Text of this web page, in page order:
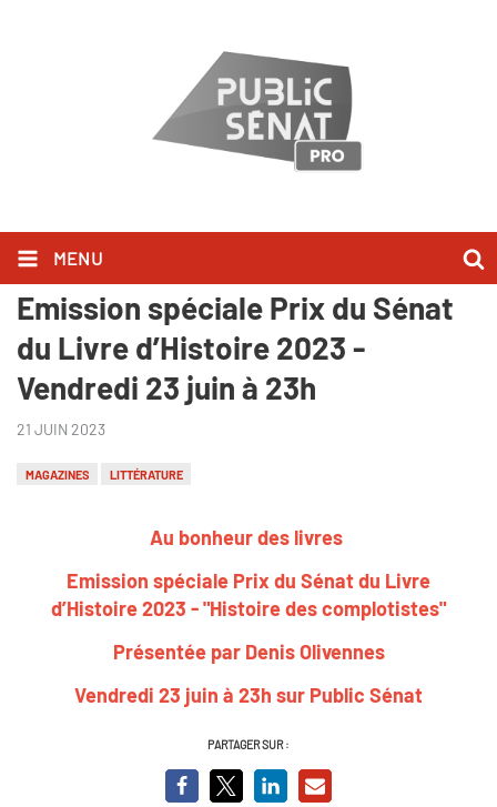
MENU
"Au bonheur des livres" -
Emission spéciale Prix du Sénat
du Livre d’Histoire 2023 -
Vendredi 23 juin à 23h
21 JUIN 2023
MAGAZINES LITTÉRATURE
Au bonheur des livres
Emission spéciale Prix du Sénat du Livre
d’Histoire2023 - "Histoire des complotistes"
Présentée par Denis Olivennes
Vendredi 23 juin à 23h sur Public Sénat
PARTAGER SUR :